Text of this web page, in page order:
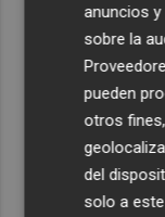
Plaza
anuncios
sobre la
pueden
otros
del
solo a